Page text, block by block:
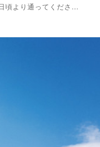
頃より通ってくださ…